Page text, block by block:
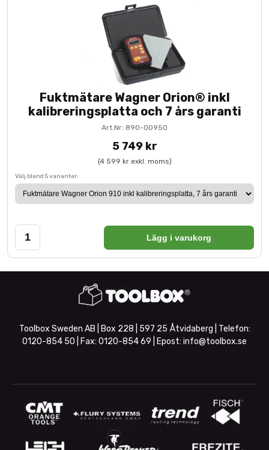
Fuktmätare Wagner Orion® inkl
kalibreringsplatta och 7 års garanti
Art.Nr: 890-00950
5 749 kr
(4 599 kr exkl. moms)
Välj bland 5 varianter:
Lägg i varukorg
Toolbox Sweden AB | Box 228 | 597 25 Åtvidaberg | Telefon:
0120-854 50 | Fax: 0120-854 69 | Epost: info@toolbox.se